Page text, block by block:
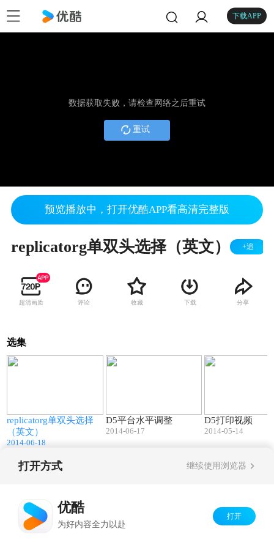
下载APP
数据获取失败，请检查网络之后重试
重试
预览播放中，打开优酷APP看高清完整版
replicatorg单双头选择（英文） +追
超清画质 评论 收藏 下载 分享
选集
replicatorg单双头选择
（英文）
2014-06-18
D5平台水平调整
2014-06-17
D5打印视频
2014-05-14
打开方式 继续使用浏览器
优酷
为好内容全力以赴
打开